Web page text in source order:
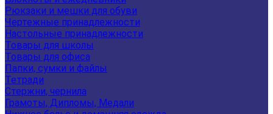
Рюкзаки и мешки для обуви
Чертежные принадлежности
Настольные принадлежности
Товары для школы
Товары для офиса
Папки, сумки и файлы
Тетради
Стержни, чернила
Грамоты, Дипломы, Медали